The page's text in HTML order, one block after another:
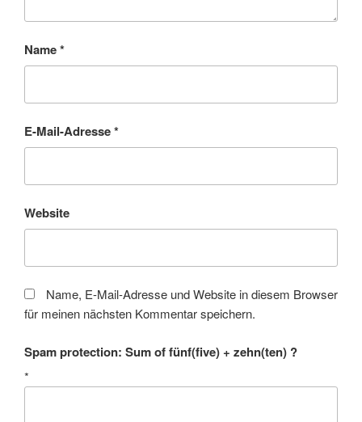
Name*
E-Mail-Adresse*
Website
Name, E-Mail-Adresse und Website in diesem Browser
für meinen nächsten Kommentar speichern.
Spam protection: Sum of fünf(five) + zehn(ten) ?
*